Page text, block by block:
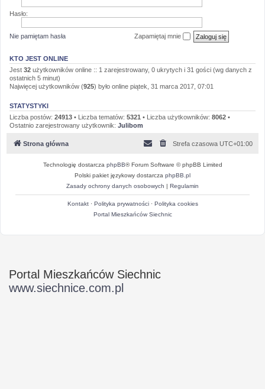
Hasło:
Nie pamiętam hasła Zapamiętaj mnie
KTO JEST ONLINE
Jest 32 użytkowników online :: 1 zarejestrowany, 0 ukrytych i 31 gości (wg danych z
ostatnich 5 minut)
Najwięcej użytkowników (925) było online piątek, 31 marca 2017, 07:01
STATYSTYKI
Liczba postów: 24913 • Liczba tematów: 5321 • Liczba użytkowników: 8062 •
Ostatnio zarejestrowany użytkownik: Julibom
Strona główna Strefa czasowa UTC+01:00
Technologię dostarcza phpBB® Forum Software © phpBB Limited
Polski pakiet językowy dostarcza phpBB.pl
Zasady ochrony danych osobowych | Regulamin
Kontakt· Polityka prywatności· Polityka cookies
Portal Mieszkańców Siechnic
Portal Mieszkańców Siechnic
www.siechnice.com.pl